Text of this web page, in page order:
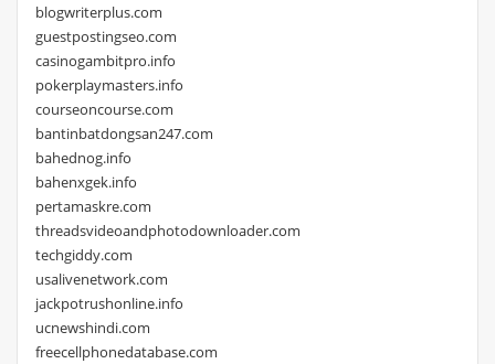
blogwriterplus.com
guestpostingseo.com
casinogambitpro.info
pokerplaymasters.info
courseoncourse.com
bantinbatdongsan247.com
bahednog.info
bahenxgek.info
pertamaskre.com
threadsvideoandphotodownloader.com
techgiddy.com
usalivenetwork.com
jackpotrushonline.info
ucnewshindi.com
freecellphonedatabase.com